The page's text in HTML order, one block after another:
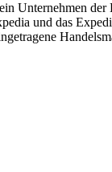
Unternehmen der
und das